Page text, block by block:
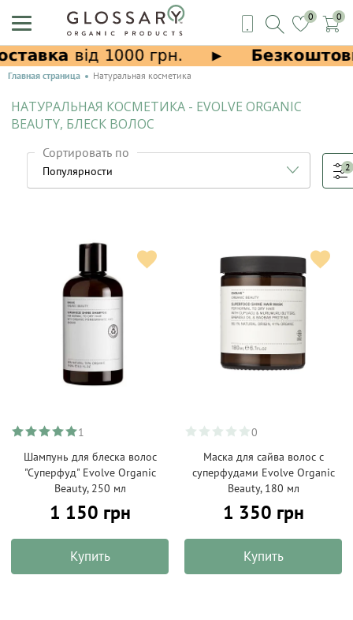
0 0
Главная страница Натуральная косметика
НАТУРАЛЬНАЯ КОСМЕТИКА - EVOLVE ORGANIC
BEAUTY, БЛЕСК ВОЛОС
Сортировать по
2
1
Шампунь для блеска волос
"Суперфуд" Evolve Organic
Beauty, 250 мл
1 150 грн
Купить
0
Маска для сайва волос с
суперфудами Evolve Organic
Beauty, 180 мл
1 350 грн
Купить